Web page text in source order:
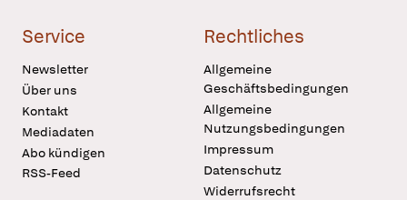
Service
Newsletter
Über uns
Kontakt
Mediadaten
Abo kündigen
RSS-Feed
Rechtliches
Allgemeine
Geschäftsbedingungen
Allgemeine
Nutzungsbedingungen
Impressum
Datenschutz
Widerrufsrecht